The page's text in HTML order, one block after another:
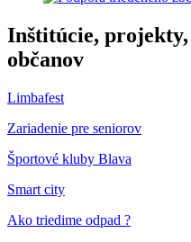
Inštitúcie,
občanov
Limbafest
Zariadenie pre seniorov
Športové kluby Blava
Smart city
Ako triedime odpad ?